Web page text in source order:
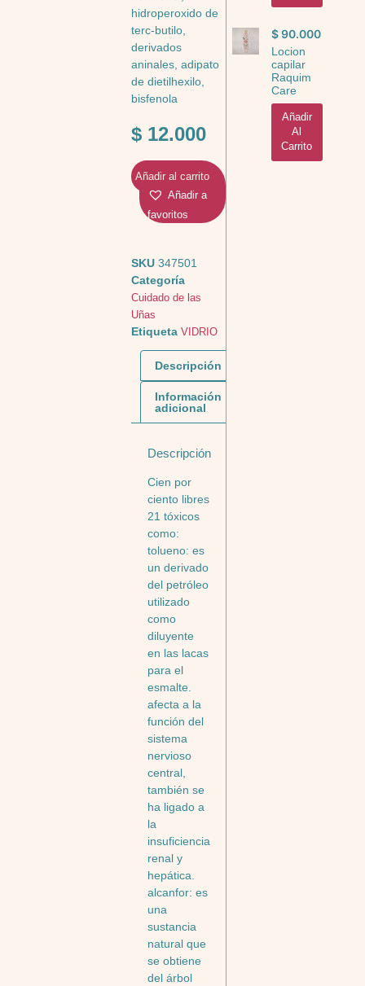
hidroperoxido de
terc-butilo,
derivados
aninales, adipato
de dietilhexilo,
bisfenola
$12.000
Añadir al carrito
Añadir a
favoritos
SKU 347501
Categoría
Cuidado de las
Uñas
Etiqueta VIDRIO
Descripción
Información
adicional
Descripción
Cien por
ciento libres
21 tóxicos
como:
tolueno: es
un derivado
del petróleo
utilizado
como
diluyente
en las lacas
para el
esmalte.
afecta a la
función del
sistema
nervioso
central,
también se
ha ligado a
la
insuficiencia
renal y
hepática.
alcanfor: es
una
sustancia
natural que
se obtiene
del árbol
$90.000
Locion
capilar
Raquim
Care
Añadir
Al
Carrito